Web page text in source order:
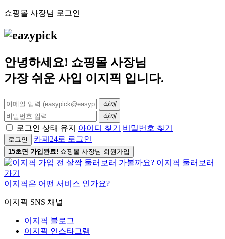
쇼핑몰 사장님 로그인
안녕하세요! 쇼핑몰 사장님
가장 쉬운 사입 이지픽 입니다.
삭제
삭제
로그인 상태 유지 아이디 찾기 비밀번호 찾기
로그인 카페24로 로그인
15초면 가입완료! 쇼핑몰 사장님 회원가입
이지픽은 어떤 서비스 인가요?
이지픽 SNS 채널
이지픽 블로그
이지픽 인스타그램